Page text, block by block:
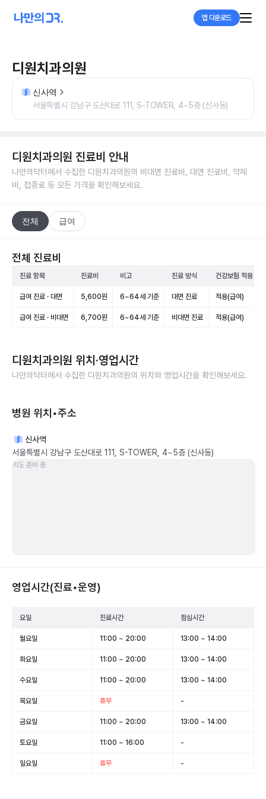
앱 다운로드
디원치과의원
신사역
서울특별시 강남구 도산대로 111, S-TOWER, 4~5층 (신사동)
디원치과의원 진료비 안내
나만의닥터에서 수집한 디원치과의원의 비대면 진료비, 대면 진료비, 약제
비, 접종료 등 모든 가격을 확인해보세요.
전체 급여
전체 진료비
진료 항목 진료비 비고 진료 방식 건강보험 적용
급여 진료 · 대면 5,600원 6~64세 기준 대면 진료 적용(급여)
급여 진료 · 비대면 6,700원 6~64세 기준 비대면 진료 적용(급여)
디원치과의원 위치·영업시간
나만의닥터에서 수집한 디원치과의원의 위치와 영업시간을 확인해보세요.
병원 위치•주소
신사역
서울특별시 강남구 도산대로 111, S-TOWER, 4~5층 (신사동)
지도 준비 중
영업시간(진료•운영)
요일 진료시간 점심시간
월요일 11:00 ~ 20:00 13:00 ~ 14:00
화요일 11:00 ~ 20:00 13:00 ~ 14:00
수요일 11:00 ~ 20:00 13:00 ~ 14:00
목요일 휴무 -
금요일 11:00 ~ 20:00 13:00 ~ 14:00
토요일 11:00 ~ 16:00 -
일요일 휴무 -